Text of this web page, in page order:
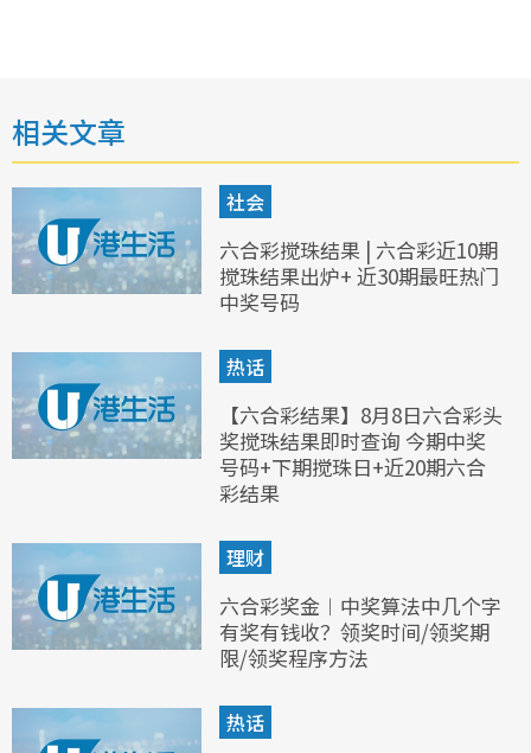
相关文章
社会
六合彩搅珠结果 | 六合彩近10期
搅珠结果出炉+ 近30期最旺热门
中奖号码
热话
【六合彩结果】8月8日六合彩头
奖搅珠结果即时查询 今期中奖
号码+下期搅珠日+近20期六合
彩结果
理财
六合彩奖金︱中奖算法中几个字
有奖有钱收？领奖时间/领奖期
限/领奖程序方法
热话